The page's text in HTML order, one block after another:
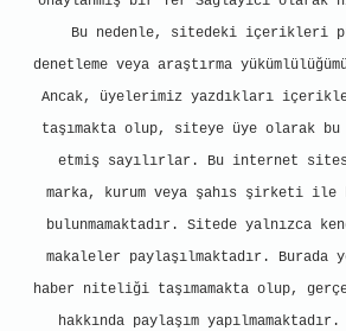
Bu nedenle, sitedeki içerikleri
denetleme veya araştırma
Ancak, üyelerimiz yazdıkları
taşımakta olup, siteye üye olarak bu
etmiş sayılırlar. Bu internet
marka, kurum veya şahıs şirketi ile
bulunmamaktadır. Sitede yalnızca
makaleler paylaşılmaktadır.
haber niteliği taşımamakta olup,
hakkında paylaşım